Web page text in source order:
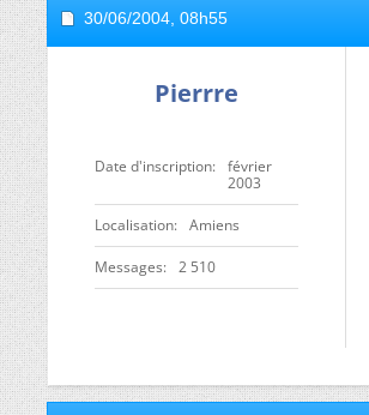
30/06/2004, 08h55
Pierrre
Date d'inscription
février
2003
Localisation Amiens
Messages 2 510